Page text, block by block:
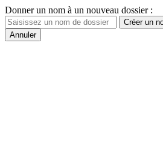
Donner un nom à un nouveau dossier :
Créer un
Annuler